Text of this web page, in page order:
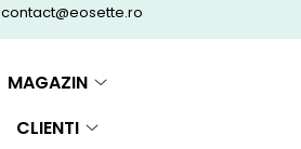
contact@eosette.ro
MAGAZIN
CLIENTI